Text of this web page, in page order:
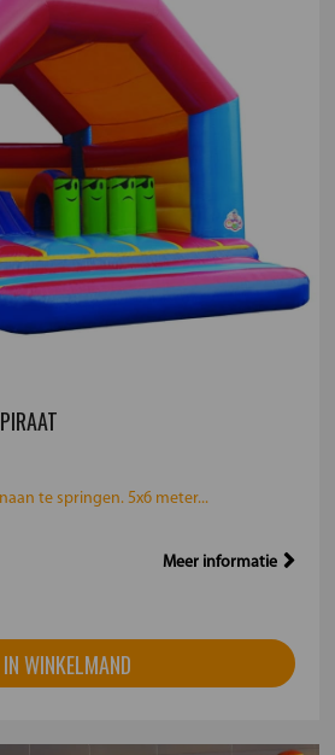
te springen. 5x6 meter...
Meer informatie
IN WINKELMAND